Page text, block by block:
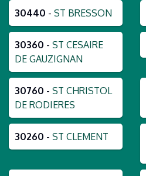
30440 - ST BRESSON
30360 - ST CESAIRE
DE GAUZIGNAN
30760 - ST CHRISTOL
DE RODIERES
30260 - ST CLEMENT